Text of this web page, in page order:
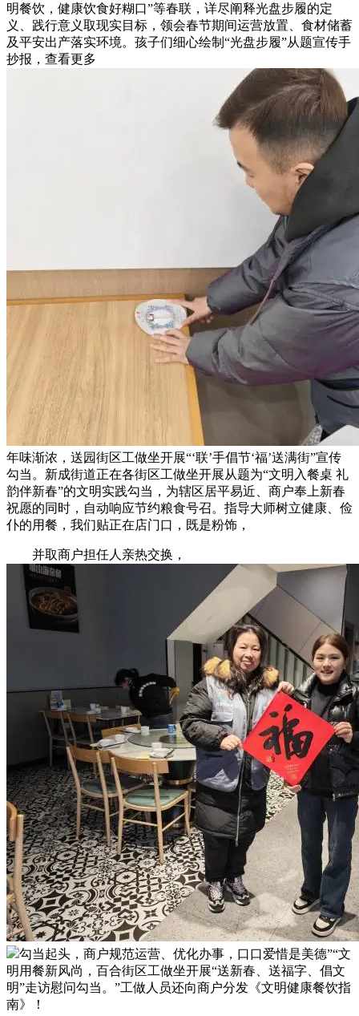
明餐饮，健康饮食好糊口”等春联，详尽阐释光盘步履的定
义、践行意义取现实目标，领会春节期间运营放置、食材储蓄
及平安出产落实环境。孩子们细心绘制“光盘步履”从题宣传手
抄报，查看更多
年味渐浓，送园街区工做坐开展“‘联’手倡节‘福’送满街”宣传
勾当。新成街道正在各街区工做坐开展从题为“文明入餐桌 礼
韵伴新春”的文明实践勾当，为辖区居平易近、商户奉上新春
祝愿的同时，自动响应节约粮食号召。指导大师树立健康、俭
仆的用餐，我们贴正在店门口，既是粉饰，
并取商户担任人亲热交换，
勾当起头，商户规范运营、优化办事，口口爱惜是美德”“文
明用餐新风尚，百合街区工做坐开展“送新春、送福字、倡文
明”走访慰问勾当。”工做人员还向商户分发《文明健康餐饮指
南》！